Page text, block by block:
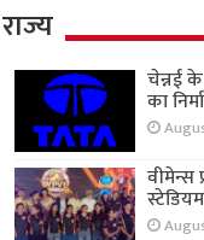
राज्य
चेन्नई
का
वीमेन्स